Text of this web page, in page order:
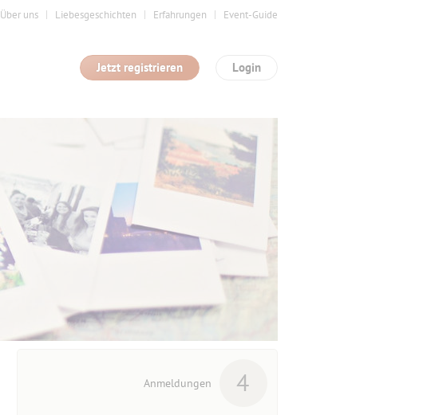
Über uns Liebesgeschichten Erfahrungen Event-Guide
Login
Jetzt registrieren
Anmeldungen 4